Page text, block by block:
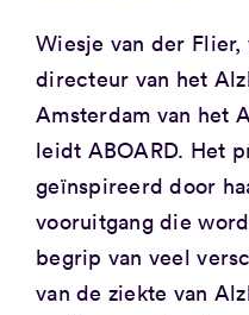
Wiesje van der
directeur van het
Amsterdam van het
leidt ABOARD. Het
geïnspireerd door
vooruitgang die
begrip van veel
van de ziekte van